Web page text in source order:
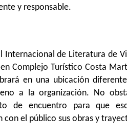
y responsable.
Internacional de Literatura de
Complejo Turístico Costa
en una ubicación
a la organización. No
de encuentro para que
el público sus obras y